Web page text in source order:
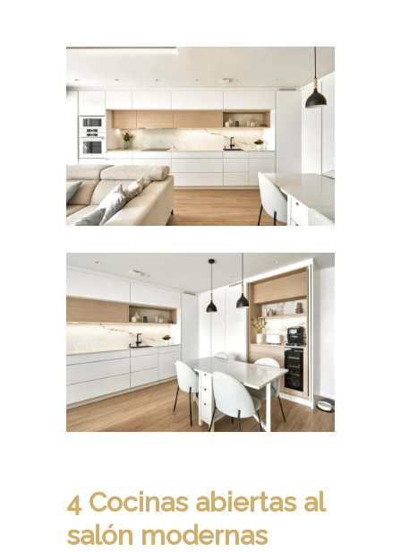
4 Cocinas abiertas al
salón modernas